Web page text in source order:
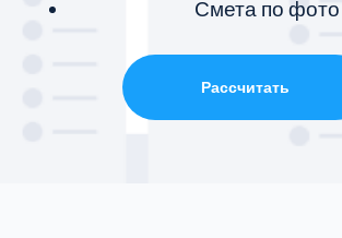
Смета по фото
Рассчитать